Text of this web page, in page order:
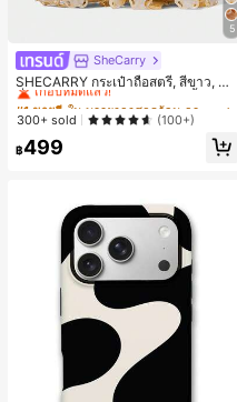
5
SheCarry
SHECARRY กระเป๋าถือสตรี, สีขาว, แฟ
ชั่น, สง่างาม, วันหยุด, งานปาร์ตี้
#1 ขายดี
เกือบหมดแล้ว!
#1 ขายดี
เกือบหมดแล้ว!
#1 ขายดี
เกือบหมดแล้ว!
#1 ขายดี
ใน บรรยากาศฤดูร้อน กระเป๋าหูหิ้วด้านบนผู้หญิง
เกือบหมดแล้ว!
300+ sold (100+)
฿499